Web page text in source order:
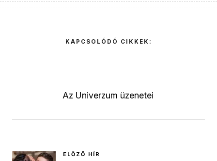
KAPCSOLÓDÓ CIKKEK:
Az Univerzum üzenetei
ELŐZŐ HÍR